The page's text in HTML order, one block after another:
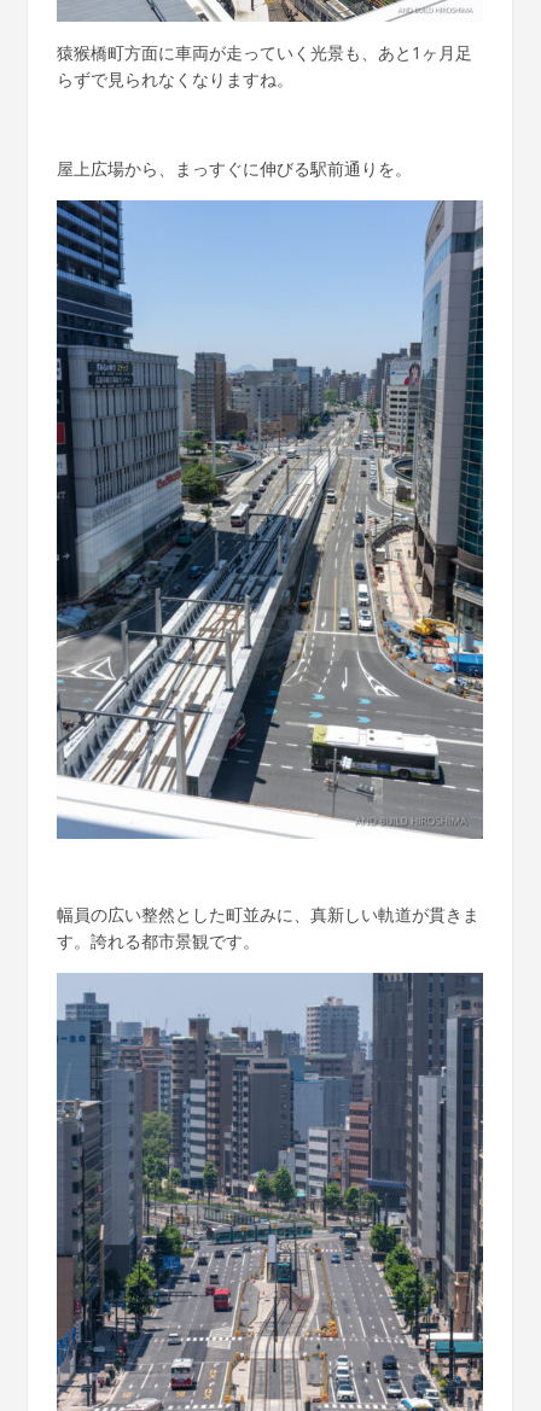
猿猴橋町方面に車両が走っていく光景も、あと1ヶ月足
らずで見られなくなりますね。
屋上広場から、まっすぐに伸びる駅前通りを。
幅員の広い整然とした町並みに、真新しい軌道が貫きま
す。誇れる都市景観です。